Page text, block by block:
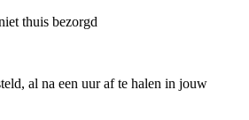
thuis bezorgd
al na een uur af te halen in jouw